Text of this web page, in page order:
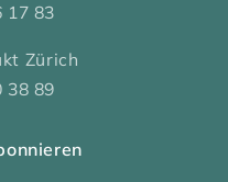
17 83
Zürich
38 89